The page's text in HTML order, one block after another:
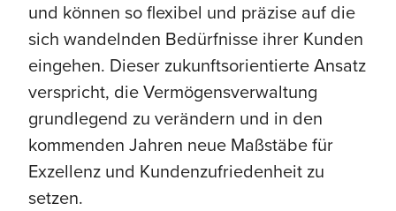
und können so flexibel und präzise auf die
sich wandelnden Bedürfnisse ihrer Kunden
eingehen. Dieser zukunftsorientierte Ansatz
verspricht, die Vermögensverwaltung
grundlegend zu verändern und in den
kommenden Jahren neue Maßstäbe für
Exzellenz und Kundenzufriedenheit zu
setzen.